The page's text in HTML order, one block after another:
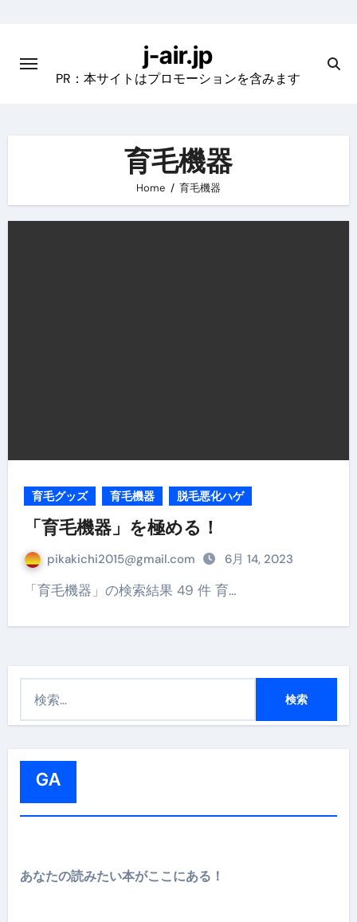
content
j-air.jp
PR：本サイトはプロモーションを含みます
育毛機器
Home 育毛機器
育毛グッズ 育毛機器 脱毛悪化ハゲ
「育毛機器」を極める！
pikakichi2015@gmail.com 6月 14, 2023
「育毛機器」の検索結果 49 件 育…
GA
あなたの読みたい本がここにある！